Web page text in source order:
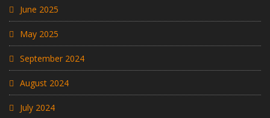
June 2025
May 2025
September 2024
August 2024
July 2024